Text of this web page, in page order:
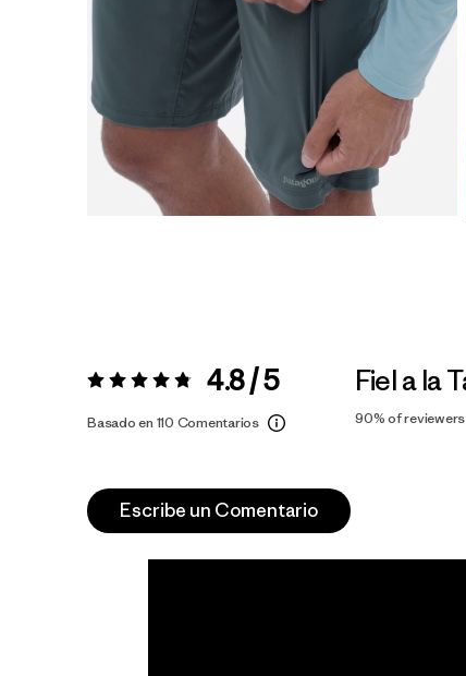
Valoración:4.8 / 5 4.8 / 5
Basado en 110 Comentarios
Fiel a la
90%of reviewers
Escribe un Comentario